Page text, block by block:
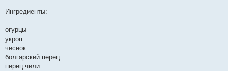
Ингредиенты:
огурцы
укроп
чеснок
болгарский перец
перец чили